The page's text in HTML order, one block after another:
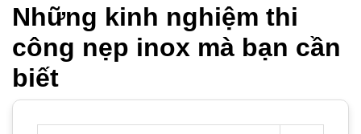
Những kinh nghiệm thi
công nẹp inox mà bạn cần
biết